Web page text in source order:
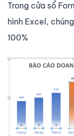
Trong cửa sổ
hình Excel,
100%